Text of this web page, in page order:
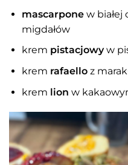
mascarponew białej
migdałów
krem pistacjowyw
krem rafaello z
krem lion w